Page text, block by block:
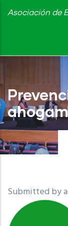
Skip
content
Asociación de
Submitted by